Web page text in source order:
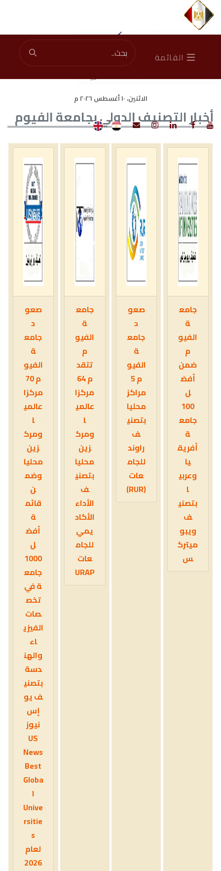
Current Visitors: 1897
الاثنين، ١٠ أغسطس ٢٠٢٦ م
القائمة
أخبار التصنيف الدولي بجامعة الفيوم
جامع
ة
الفيو
م
ضمن
أفض
ل
100
جامع
ة
أفريق
يا
وعربي
ا
بتصني
ف
ويبو
ميترك
س
صعو
د
جامع
ة
الفيو
م 5
مراكز
محليا
بتصني
ف
راوند
للجام
عات
(RUR)
جامع
ة
الفيو
م
تتقد
م 64
مركزا
عالمي
ا
ومرك
زين
محليا
بتصني
ف
الأداء
الأكاد
يمي
للجام
عات
URAP
صعو
د
جامع
ة
الفيو
م 70
مركزا
عالمي
ا
ومرك
زين
محليا
وضم
ن
قائم
ة
أفض
ل
1000
جامع
ة في
تخص
صات
الفيزي
اء
والهن
دسة
بتصني
ف يو
إس
نيوز
US
News
Best
Globa
l
Unive
rsitie
s
لعام
2026